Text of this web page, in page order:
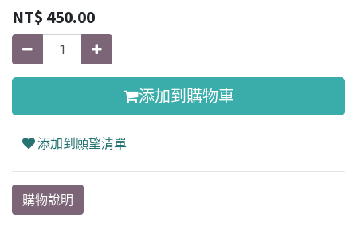
NT$ 450.00
添加到購物車
添加到願望清單
購物說明